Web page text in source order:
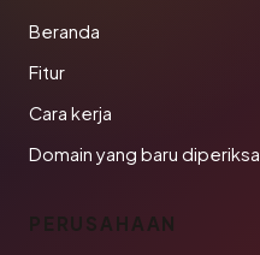
Beranda
Fitur
Cara kerja
Domain yang baru diperiksa
PERUSAHAAN